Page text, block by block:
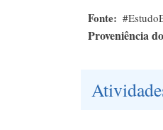
Fonte
Proveniência